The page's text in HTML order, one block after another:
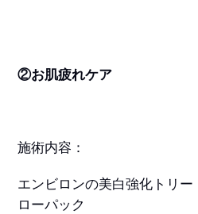
②お肌疲れケア
施術内容：
エンビロンの美白強化トリー
ローパック